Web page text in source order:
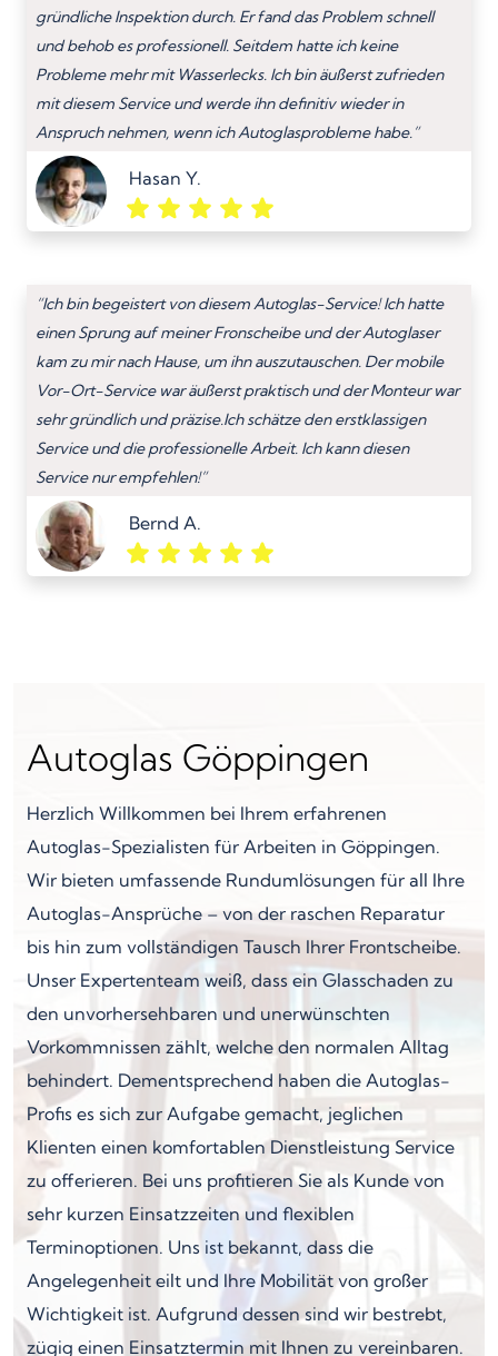
gründliche Inspektion durch. Er fand das Problem schnell
und behob es professionell. Seitdem hatte ich keine
Probleme mehr mit Wasserlecks. Ich bin äußerst zufrieden
mit diesem Service und werde ihn definitiv wieder in
Anspruch nehmen, wenn ich Autoglasprobleme habe.”
Hasan Y.
“Ich bin begeistert von diesem Autoglas-Service! Ich hatte
einen Sprung auf meiner Fronscheibe und der Autoglaser
kam zu mir nach Hause, um ihn auszutauschen. Der mobile
Vor-Ort-Service war äußerst praktisch und der Monteur war
sehr gründlich und präzise.Ich schätze den erstklassigen
Service und die professionelle Arbeit. Ich kann diesen
Service nur empfehlen!”
Bernd A.
Autoglas Göppingen
Herzlich Willkommen bei Ihrem erfahrenen
Autoglas-Spezialisten für Arbeiten in Göppingen.
Wir bieten umfassende Rundumlösungen für all Ihre
Autoglas-Ansprüche – von der raschen Reparatur
bis hin zum vollständigen Tausch Ihrer Frontscheibe.
Unser Expertenteam weiß, dass ein Glasschaden zu
den unvorhersehbaren und unerwünschten
Vorkommnissen zählt, welche den normalen Alltag
behindert. Dementsprechend haben die Autoglas-
Profis es sich zur Aufgabe gemacht, jeglichen
Klienten einen komfortablen Dienstleistung Service
zu offerieren. Bei uns profitieren Sie als Kunde von
sehr kurzen Einsatzzeiten und flexiblen
Terminoptionen. Uns ist bekannt, dass die
Angelegenheit eilt und Ihre Mobilität von großer
Wichtigkeit ist. Aufgrund dessen sind wir bestrebt,
zügig einen Einsatztermin mit Ihnen zu vereinbaren.